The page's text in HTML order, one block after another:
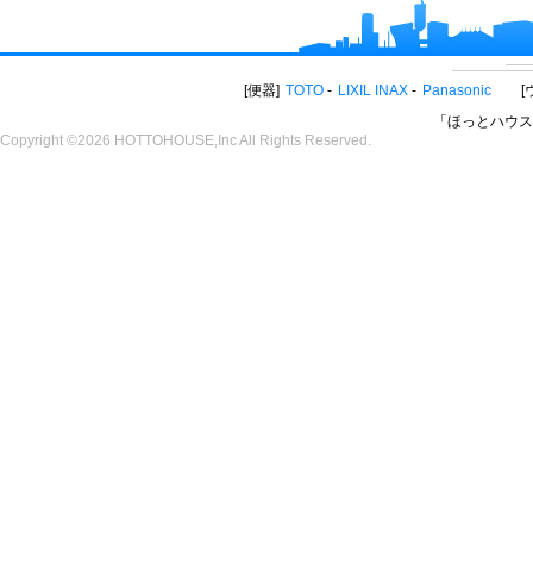
便器 TOTO LIXIL INAX Panasonic
「ほっとハウ
Copyright ©2026 HOTTOHOUSE,Inc All Rights Reserved.